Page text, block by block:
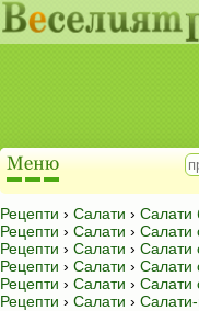
Рецепти › Салати › Салати
Рецепти › Салати › Салати
Рецепти › Салати › Салати
Рецепти › Салати › Салати
Рецепти › Салати › Салати
Рецепти › Салати ›